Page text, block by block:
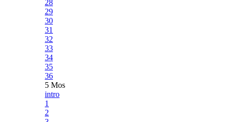
28
29
30
31
32
33
34
35
36
5 Mos
intro
1
2